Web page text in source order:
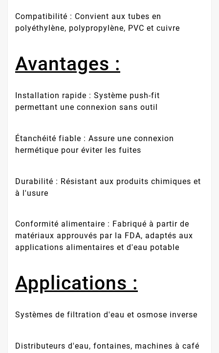
Compatibilité : Convient aux tubes en
polyéthylène, polypropylène, PVC et cuivre
Avantages :
Installation rapide : Système push-fit
permettant une connexion sans outil
Étanchéité fiable : Assure une connexion
hermétique pour éviter les fuites
Durabilité : Résistant aux produits chimiques et
à l'usure
Conformité alimentaire : Fabriqué à partir de
matériaux approuvés par la FDA, adaptés aux
applications alimentaires et d'eau potable
Applications :
Systèmes de filtration d'eau et osmose inverse
Distributeurs d'eau, fontaines, machines à café